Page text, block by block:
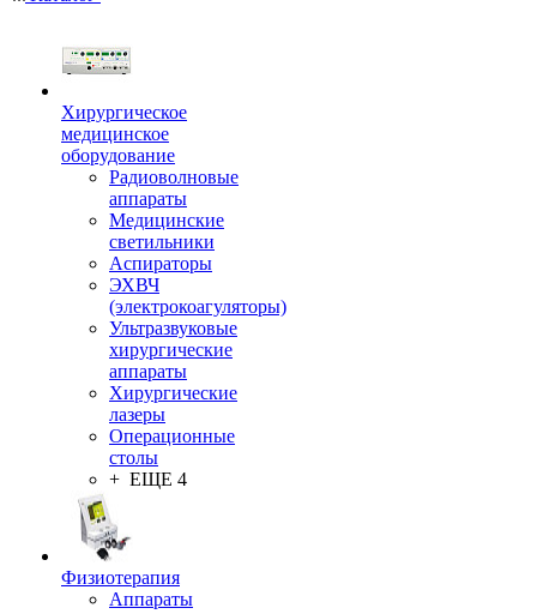
Хирургическое
медицинское
оборудование
Радиоволновые
аппараты
Медицинские
светильники
Аспираторы
ЭХВЧ
(электрокоагуляторы)
Ультразвуковые
хирургические
аппараты
Хирургические
лазеры
Операционные
столы
+ ЕЩЕ 4
Физиотерапия
Аппараты